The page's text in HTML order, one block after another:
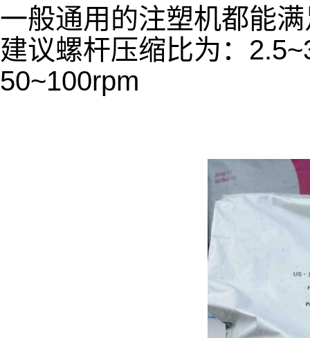
一般通用的注塑机都能
建议螺杆压缩比为：
50~100rpm